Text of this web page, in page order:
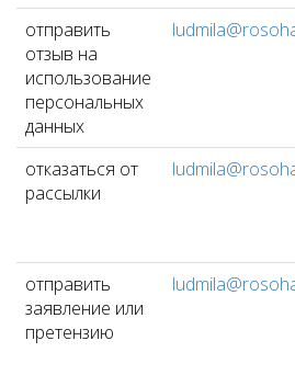
отправить
отзыв на
использование
персональных
данных
отказаться от
рассылки
отправить
заявление или
претензию